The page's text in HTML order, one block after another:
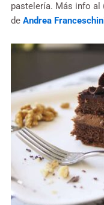
pastelería. Más info al
de Andrea